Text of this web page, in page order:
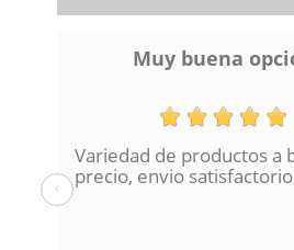
Muy buena
Variedad de productos a
precio, envio
‹